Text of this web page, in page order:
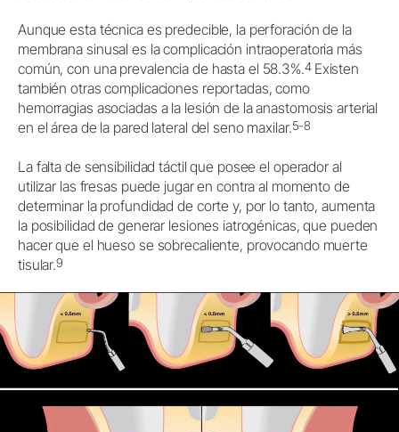
Aunque esta técnica es predecible, la perforación de la
membrana sinusal es la complicación intraoperatoria más
común, con una prevalencia de hasta el 58.3%.4 Existen
también otras complicaciones reportadas, como
hemorragias asociadas a la lesión de la anastomosis arterial
en el área de la pared lateral del seno maxilar.5-8
La falta de sensibilidad táctil que posee el operador al
utilizar las fresas puede jugar en contra al momento de
determinar la profundidad de corte y, por lo tanto, aumenta
la posibilidad de generar lesiones iatrogénicas, que pueden
hacer que el hueso se sobrecaliente, provocando muerte
tisular.9